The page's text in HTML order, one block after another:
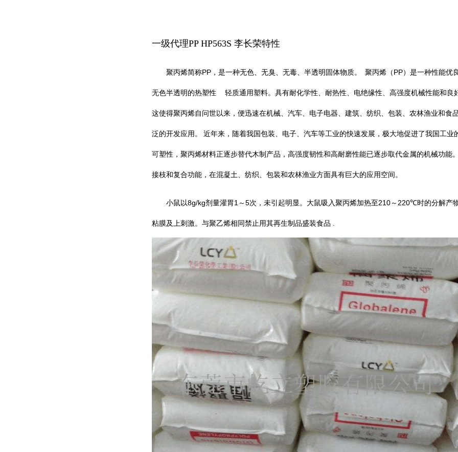
一级代理PP HP563S 李长荣特性
聚丙烯简称PP ，是一种无色、无臭、无毒、半透明固体物质。 聚丙烯（ PP）是一种性能优
无色半透明的热塑性 轻质通用塑料。具有耐化学性、耐热性、电绝缘性、高强度机械性能和良
这使得聚丙烯自问世以来，便迅速在机械、汽车、电子电器、建筑、纺织、包装、农林渔业和食
泛的开发应用。 近年来，随着我国包装、电子、汽车等工业的快速发展，极大地促进了我国工业
可塑性，聚丙烯材料正逐步替代木制产品，高强度韧性和高耐磨性能已逐步取代金属的机械功能
接枝和复合功能，在混凝土、纺织、包装和农林渔业方面具有巨大的应用空间。
小鼠以8g/kg剂量灌胃 1 ～ 5次，未引起明显。大鼠吸入聚丙烯加热至 210 ～ 220℃时的分解产
粘膜及上刺激。与聚乙烯相同禁止用其再生制品盛装食品 .